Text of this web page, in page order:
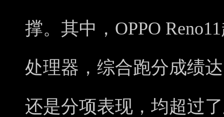
撑。其中，OPPO
处理器，综合跑分成绩
还是分项表现，均超过